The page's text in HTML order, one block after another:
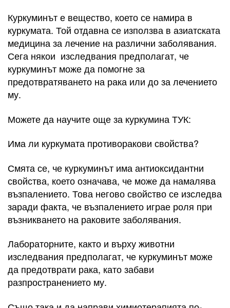
Куркуминът е вещество, което се намира в
куркумата. Той отдавна се използва в азиатската
медицина за лечение на различни заболявания.
Сега някои изследвания предполагат, че
куркуминът може да помогне за
предотвратяването на рака или до за лечението
му.
Можете да научите още за куркумина ТУК:
Има ли куркумата противоракови свойства?
Смята се, че куркуминът има антиоксидантни
свойства, което означава, че може да намалява
възпалението. Това негово свойство се изследва
заради факта, че възпалението играе роля при
възникването на раковите заболявания.
Лабораторните, както и върху животни
изследвания предполагат, че куркуминът може
да предотврати рака, като забави
разпространението му.